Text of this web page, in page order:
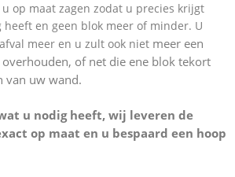
op maat zagen zodat u precies krijgt
en geen blok meer of minder. U
meer en u zult ook niet meer een
of net die ene blok tekort
van uw wand.
u nodig heeft, wij leveren de
op maat en u bespaard een hoop